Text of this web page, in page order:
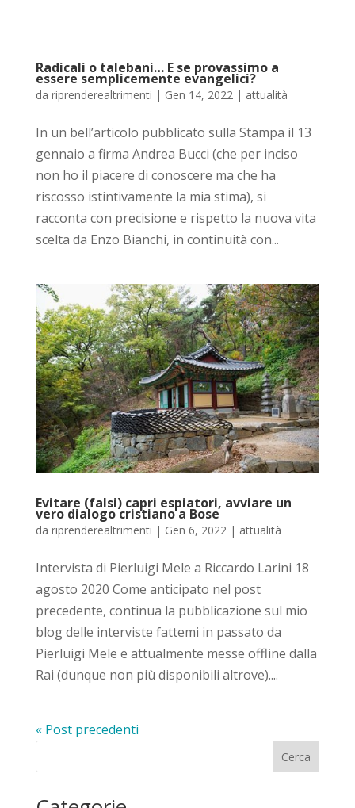
Radicali o talebani… E se provassimo a
essere semplicemente evangelici?
da riprenderealtrimenti | Gen 14, 2022| attualità
In un bell’articolo pubblicato sulla Stampa il 13
gennaio a firma Andrea Bucci (che per inciso
non ho il piacere di conoscere ma che ha
riscosso istintivamente la mia stima), si
racconta con precisione e rispetto la nuova vita
scelta da Enzo Bianchi, in continuità con...
Evitare (falsi) capri espiatori, avviare un
vero dialogo cristiano a Bose
da riprenderealtrimenti | Gen 6, 2022| attualità
Intervista di Pierluigi Mele a Riccardo Larini 18
agosto 2020 Come anticipato nel post
precedente, continua la pubblicazione sul mio
blog delle interviste fattemi in passato da
Pierluigi Mele e attualmente messe offline dalla
Rai (dunque non più disponibili altrove)....
« Post precedenti
Cerca